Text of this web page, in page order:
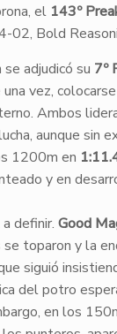
el 143º
02, Bold
se adjudicó su 7º
vez,
Ambos
aunque sin
1200m en
y en
definir. Good
toparon y la
siguió
del potro
en los